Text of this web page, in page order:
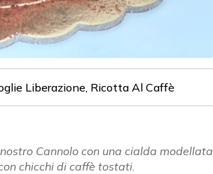
Liberazione Ricotta Al Caffè
Cannolo con una cialda modellata
chicchi di caffè tostati.